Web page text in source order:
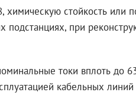
стойкость или
при
токи вплоть до
кабельных